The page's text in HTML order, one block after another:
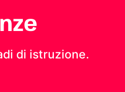
di istruzione.